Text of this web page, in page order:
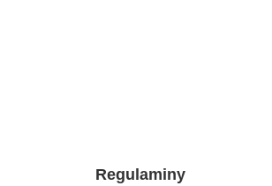
Regulaminy